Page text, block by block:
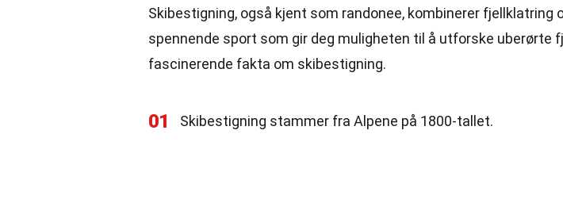
Skibestigning, også kjent som randonee, kombinerer fjellklatring
spennende sport som gir deg muligheten til å utforske uberørte
fascinerende fakta om skibestigning.
01 Skibestigning stammer fra Alpene på 1800-tallet.